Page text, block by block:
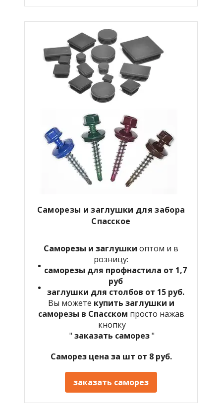
Саморезы и заглушки для забора
Спасское
Саморезы и заглушки оптом и в
розницу:
саморезы для профнастила от 1,7
руб
заглушки для столбов от 15 руб.
Вы можете купить заглушки и
саморезы в Спасском просто нажав
кнопку
" заказать саморез"
Саморез цена за шт от 8 руб.
заказать саморез